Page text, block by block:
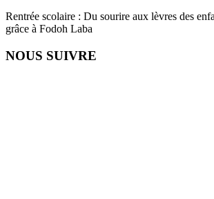
Rentrée scolaire : Du sourire aux lèvres des
grâce à Fodoh Laba
NOUS SUIVRE